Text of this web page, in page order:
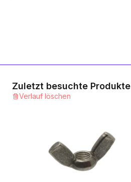
Zuletzt besuchte Produkte
Verlauf löschen